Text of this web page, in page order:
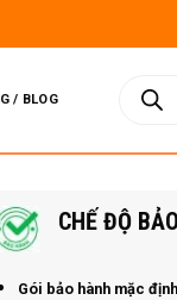
/ BLOG
kiếm
CHẾ ĐỘ
Gói bảo hành mặc